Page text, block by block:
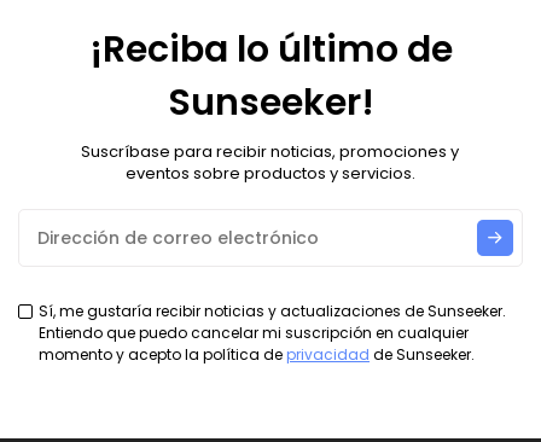
¡Reciba lo último de
Sunseeker!
Suscríbase para recibir noticias, promociones y
eventos sobre productos y servicios.
Sí, me gustaría recibir noticias y actualizaciones de Sunseeker.
Entiendo que puedo cancelar mi suscripción en cualquier
momento y acepto la política de privacidad de Sunseeker.